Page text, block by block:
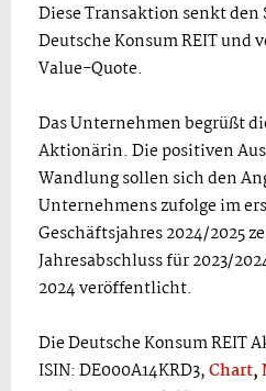
Diese Transaktion senkt
Deutsche Konsum REIT und
Value-Quote.
Das Unternehmen begrüßt
Aktionärin. Die positiven
Wandlung sollen sich den
Unternehmens zufolge im
Geschäftsjahres 2024/2025
Jahresabschluss für 2023/
2024 veröffentlicht.
Die Deutsche Konsum REIT
ISIN: DE000A14KRD3,Chart,